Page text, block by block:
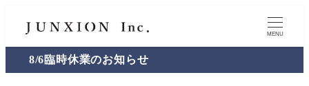
MENU
8/6臨時休業のお知らせ